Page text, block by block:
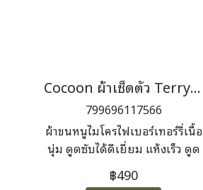
Cocoon ผ้าเช็ดตัว Terry Towel Light
799696117566
ผ้าขนหนูไมโครไฟเบอร์เทอร์รี่เนื้อ
นุ่ม ดูดซับได้ดีเยี่ยม แห้งเร็ว ดูด
ซับน้ำได้ถึง 7 เท่า
฿490